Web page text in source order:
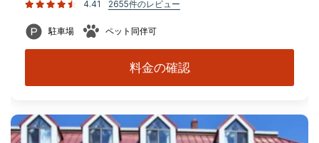
4.41
2655件のレビュー
駐車場 ペット同伴可
料金の確認